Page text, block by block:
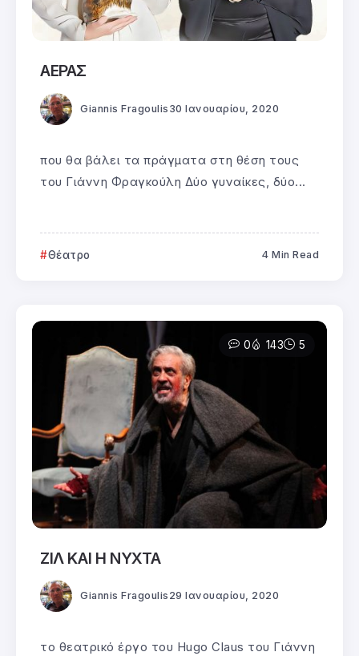
ΑΕΡΑΣ
Giannis Fragoulis 30 Ιανουαρίου, 2020
που θα βάλει τα πράγματα στη θέση τους
του Γιάννη Φραγκούλη Δύο γυναίκες, δύο...
Θέατρο 4 Min Read
0 143 5
ΖΙΛ ΚΑΙ Η ΝΥΧΤΑ
Giannis Fragoulis 29 Ιανουαρίου, 2020
το θεατρικό έργο του Hugo Claus του Γιάννη